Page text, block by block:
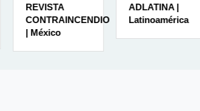
ADLATINA |
Latinoamérica